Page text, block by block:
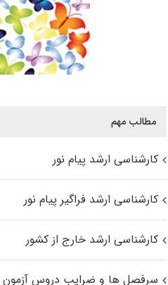
مطالب مهم
کارشناسی ارشد پیام نور
کارشناسی ارشد فراگیر پیام نور
کارشناسی ارشد خارج از کشور
سرفصل ها و ضرایب دروس آزمون